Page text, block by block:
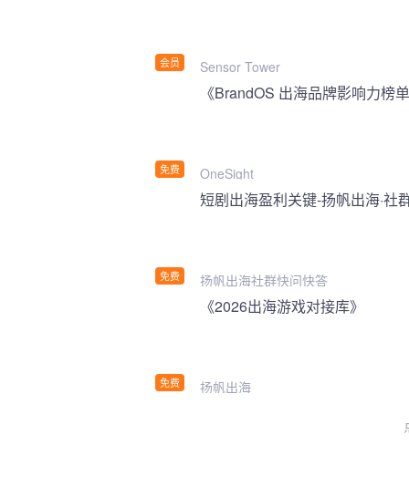
会员 Sensor Tower
免费
《BrandOS 出海品牌影响力榜
OneSight
免费
短剧出海盈利关键-扬帆出海·社
扬帆出海社群快问快答
免费
《2026出海游戏对接库》
扬帆出海